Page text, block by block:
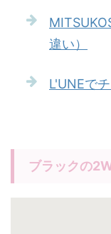
違い）
L'UNEで
ブラックの